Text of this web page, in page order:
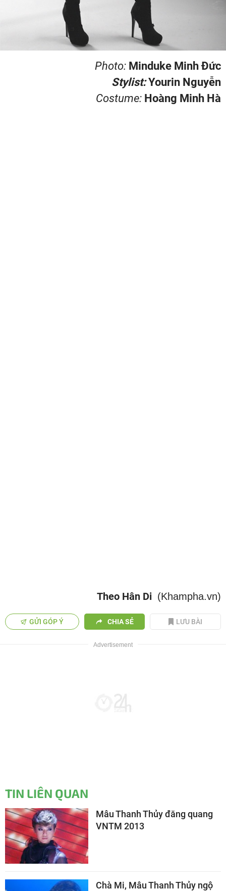
Photo: Minduke Minh Đức
Stylist:Yourin Nguyễn
Costume: Hoàng Minh Hà
Theo Hân Di (Khampha.vn)
GỬI GÓP Ý CHIA SẺ LƯU BÀI
TIN LIÊN QUAN
Mâu Thanh Thủy đăng quang
VNTM 2013
Chà Mi, Mâu Thanh Thủy ngộ